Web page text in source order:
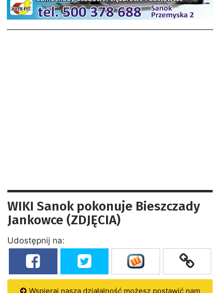
WIKI Sanok pokonuje Bieszczady
Jankowce (ZDJĘCIA)
Udostępnij na:
Wspieraj naszą działalność możesz postawić nam